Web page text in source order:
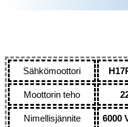
Sähkömoottori
Moottorin teho
Nimellisjännite 6000